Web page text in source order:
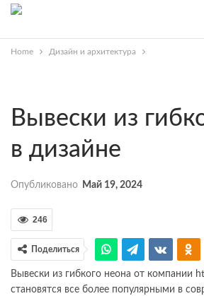
Home Дизайн и архитектура
Вывески из
в дизайне
Опубликовано Май 19, 2024
246
Поделиться
Вывески из гибкого неона от компании
становятся все более популярными в